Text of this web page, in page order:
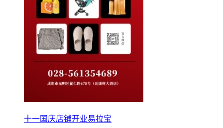
十一国庆店铺开业易拉宝